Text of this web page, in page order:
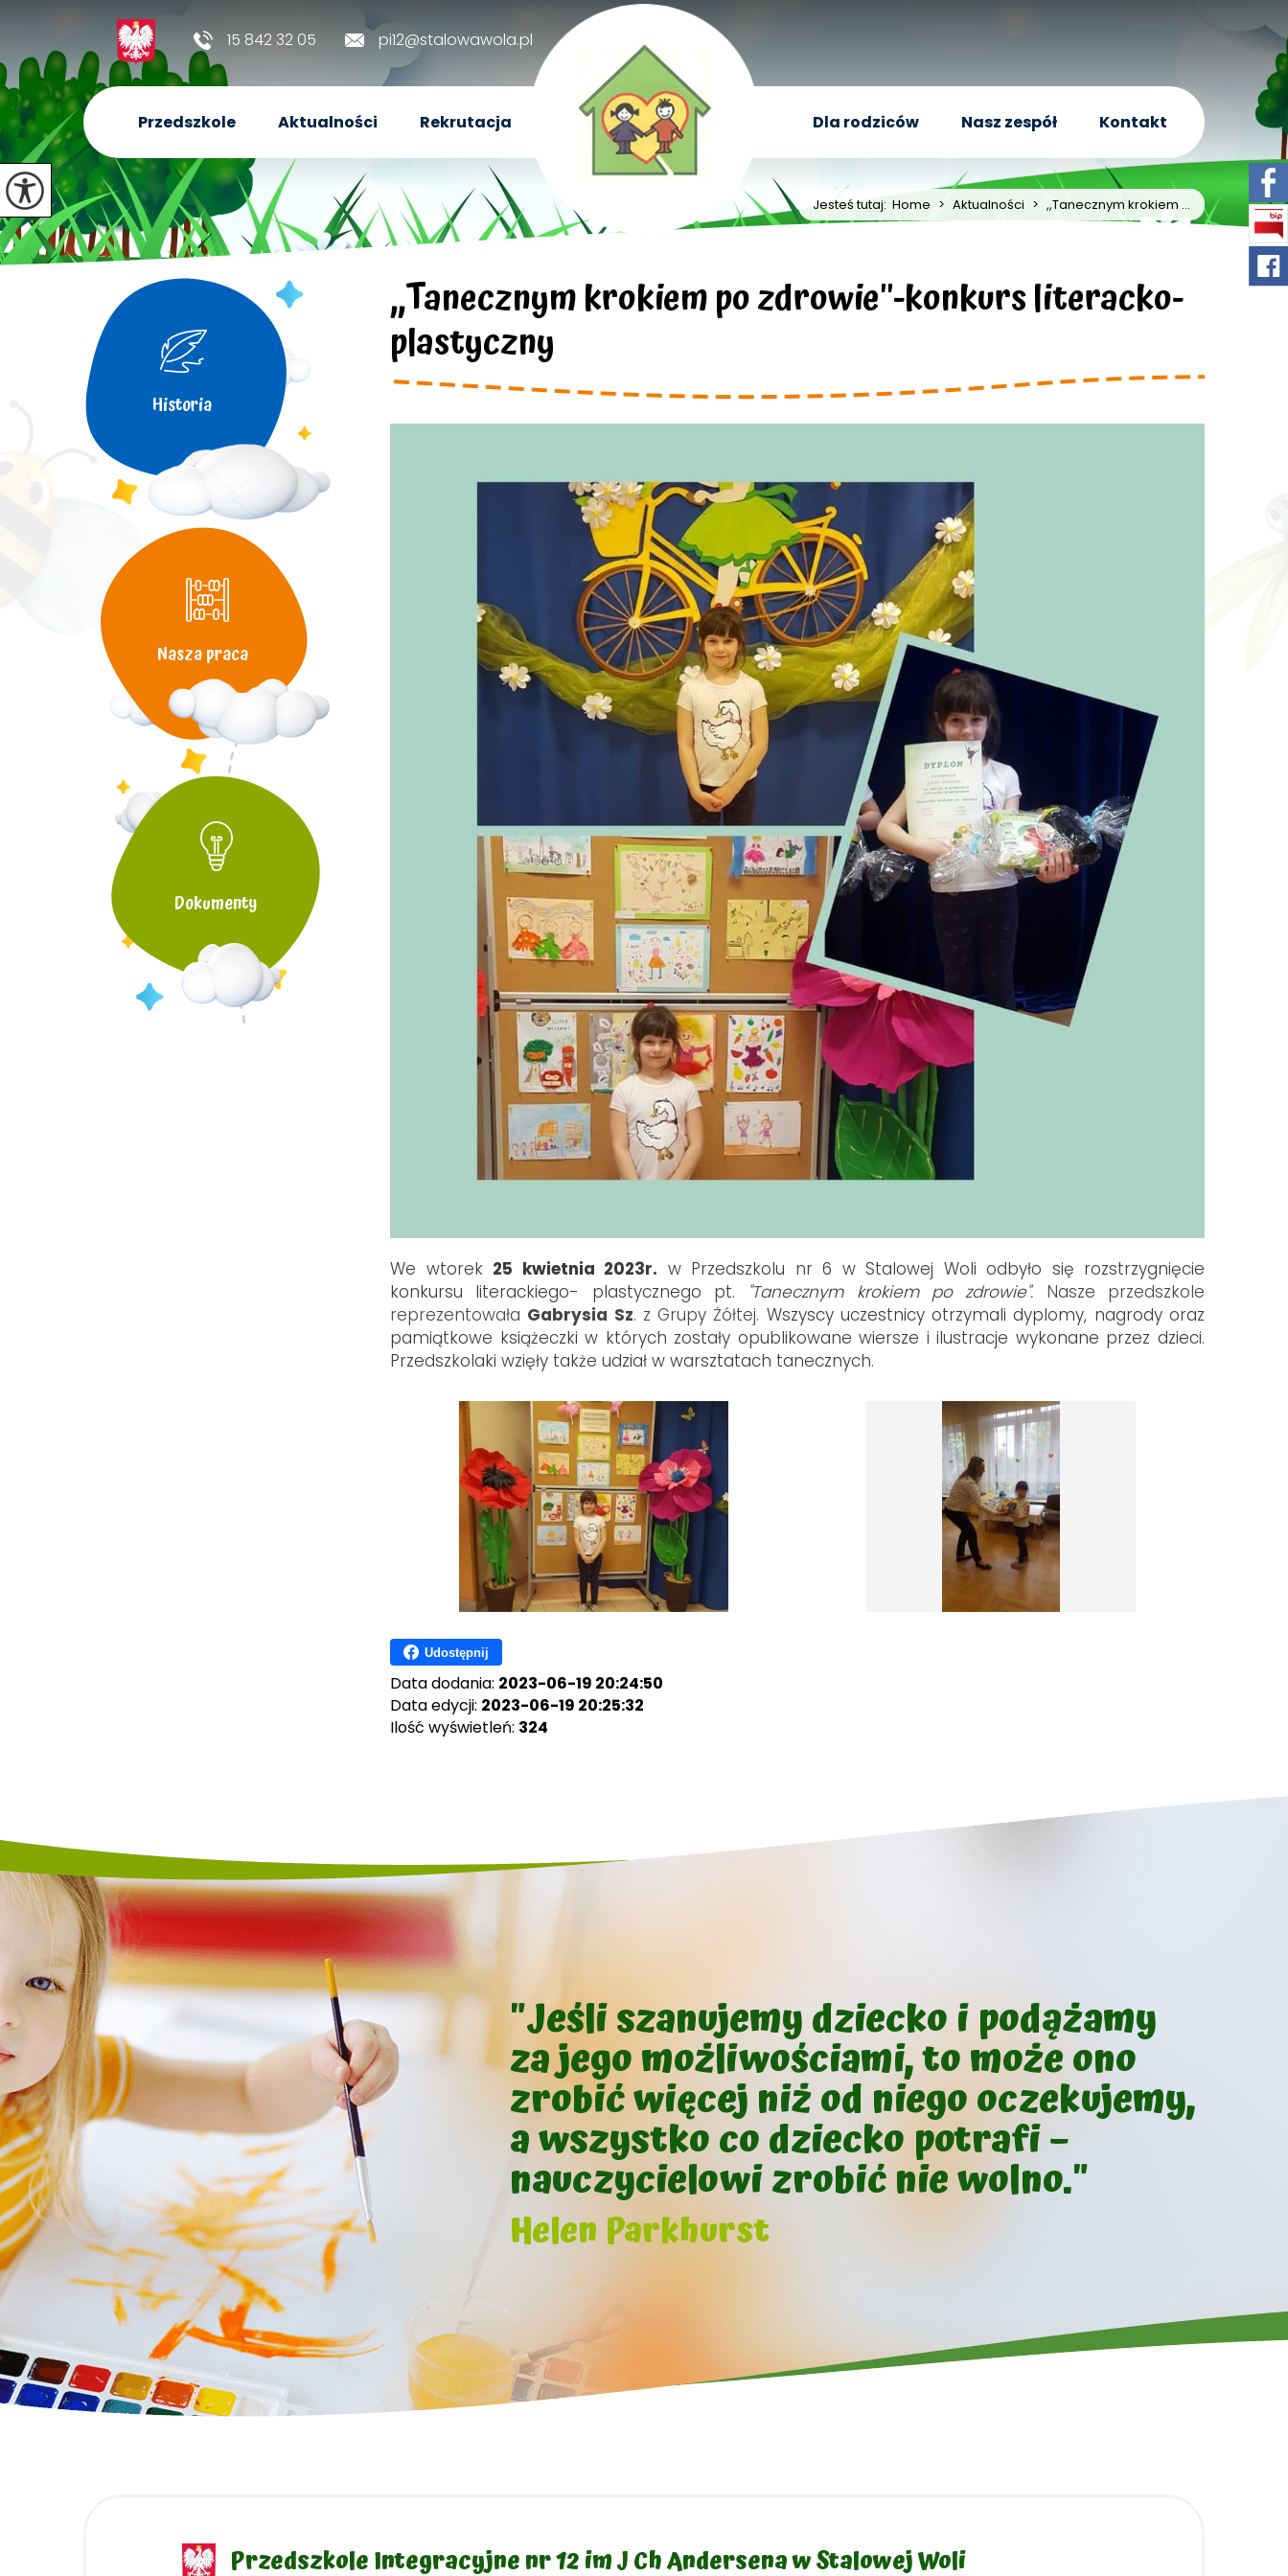
pi12@stalowawola.pl
15 842 32 05
Przedszkole Aktualności Rekrutacja Dla rodziców Nasz zespół Kontakt
Jesteś tutaj: Home > Aktualności > ,,Tanecznym krokiem ...
,,Tanecznym krokiem po zdrowie''-konkurs literacko-
plastyczny
We wtorek 25 kwietnia 2023r. w Przedszkolu nr 6 w Stalowej Woli odbyło się rozstrzygnięcie
konkursu literackiego- plastycznego pt.
"Tanecznym krokiem po zdrowie".
Nasze przedszkole
reprezentowała Gabrysia Sz. z Grupy Żółtej. Wszyscy uczestnicy otrzymali dyplomy, nagrody oraz
pamiątkowe książeczki w których zostały opublikowane wiersze i ilustracje wykonane przez dzieci.
Przedszkolaki wzięły także udział w warsztatach tanecznych.
Udostępnij
Data dodania: 2023-06-19 20:24:50
Data edycji: 2023-06-19 20:25:32
Ilość wyświetleń: 324
Historia
Nasza praca
Dokumenty
"Jeśli szanujemy dziecko i podążamy
za jego możliwościami, to może ono
zrobić więcej niż od niego oczekujemy,
a wszystko co dziecko potrafi –
nauczycielowi zrobić nie wolno."
Helen Parkhurst
Przedszkole Integracyjne nr 12 im J Ch Andersena w Stalowej Woli